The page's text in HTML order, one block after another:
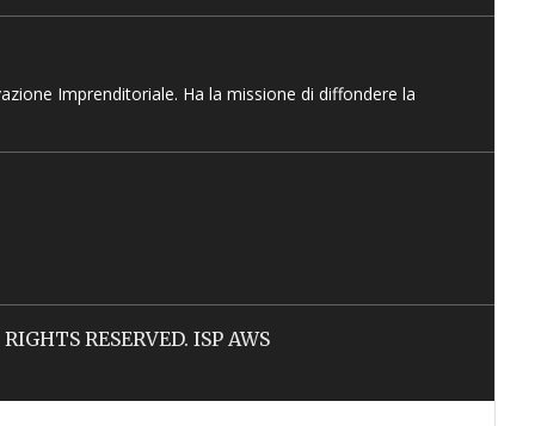
Imprenditoriale. Ha la missione di diffondere la
RESERVED. ISP AWS